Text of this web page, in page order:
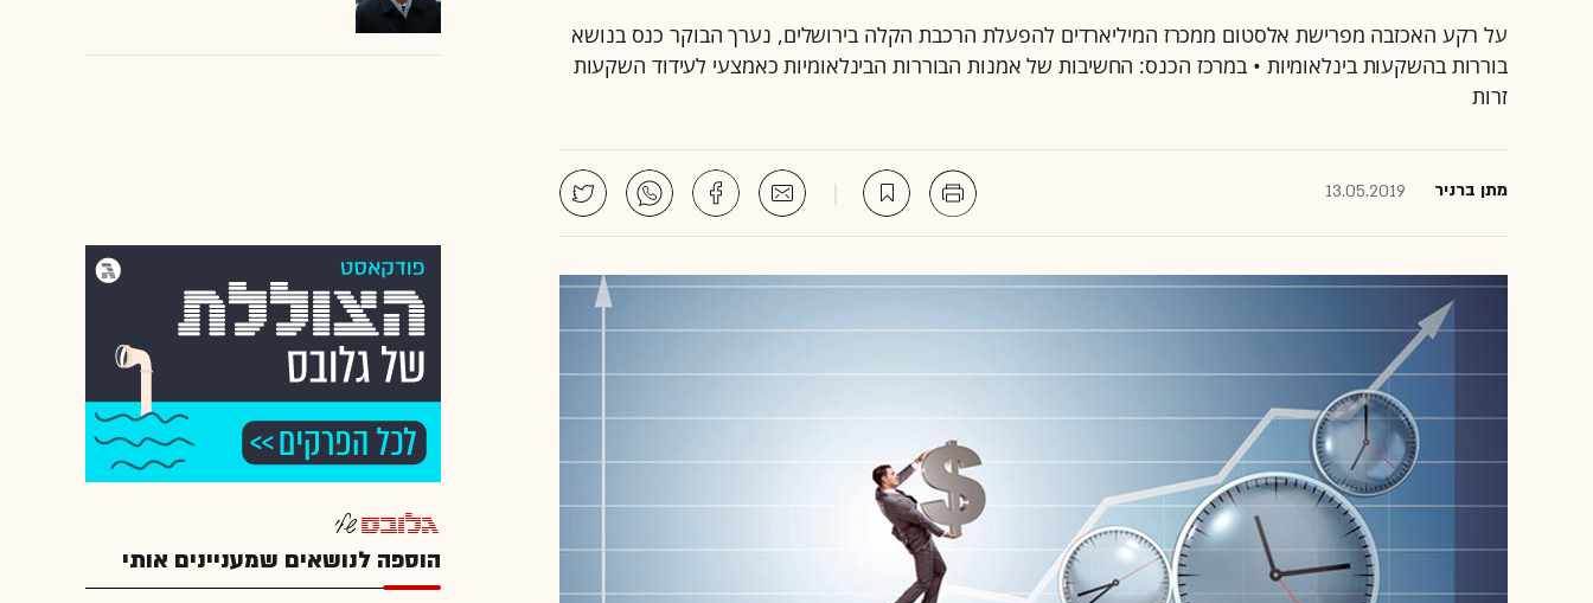
על רקע האכזבה מפרישת אלסטום ממכרז המיליארדים להפעלת הרכבת הקלה בירושלים, נערך הבוקר כנס בנושא
בוררות בהשקעות בינלאומיות • במרכז הכנס: החשיבות של אמנות הבוררות הבינלאומיות כאמצעי לעידוד השקעות
זרות
מתן ברניר 13.05.2019
הוספה לנושאים שמעניינים אותי